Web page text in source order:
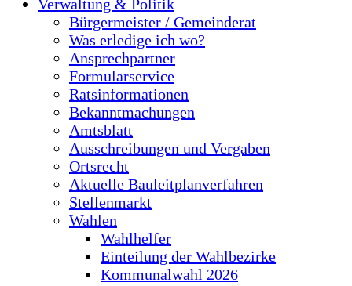
Verwaltung & Politik
Bürgermeister / Gemeinderat
Was erledige ich wo?
Ansprechpartner
Formularservice
Ratsinformationen
Bekanntmachungen
Amtsblatt
Ausschreibungen und Vergaben
Ortsrecht
Aktuelle Bauleitplanverfahren
Stellenmarkt
Wahlen
Wahlhelfer
Einteilung der Wahlbezirke
Kommunalwahl 2026